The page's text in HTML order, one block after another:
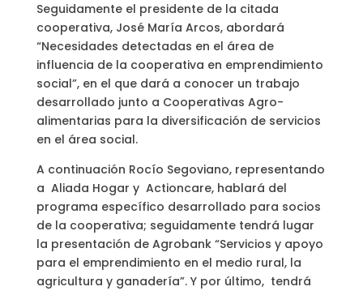
Seguidamente el presidente de la citada
cooperativa, José María Arcos, abordará
“Necesidades detectadas en el área de
influencia de la cooperativa en emprendimiento
social”, en el que dará a conocer un trabajo
desarrollado junto a Cooperativas Agro-
alimentarias para la diversificación de servicios
en el área social.
A continuación Rocío Segoviano, representando
a Aliada Hogar y Actioncare, hablará del
programa específico desarrollado para socios
de la cooperativa; seguidamente tendrá lugar
la presentación de Agrobank “Servicios y apoyo
para el emprendimiento en el medio rural, la
agricultura y ganadería”. Y por último, tendrá